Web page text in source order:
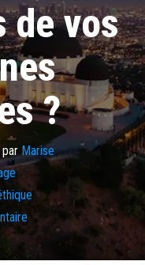
de vos
?
Marise